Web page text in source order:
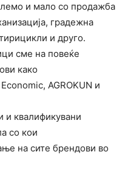
и мало со продажба
градежна
и друго.
сме на повеќе
како
AGROKUN и
и квалификувани
со кои
на сите брендови во